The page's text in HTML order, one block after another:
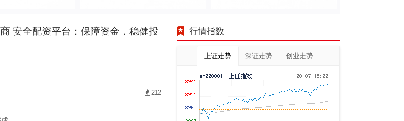
安全配资平台：保障资金，稳健投
212
行情指数
上证走势 深证走势 创业走势